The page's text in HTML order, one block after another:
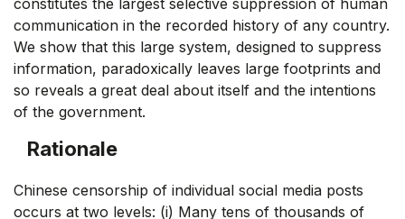
communication in the recorded history of any country.
We show that this large system, designed to suppress
information, paradoxically leaves large footprints and
so reveals a great deal about itself and the intentions
of the government.
Rationale
Chinese censorship of individual social media posts
occurs at two levels: (i) Many tens of thousands of